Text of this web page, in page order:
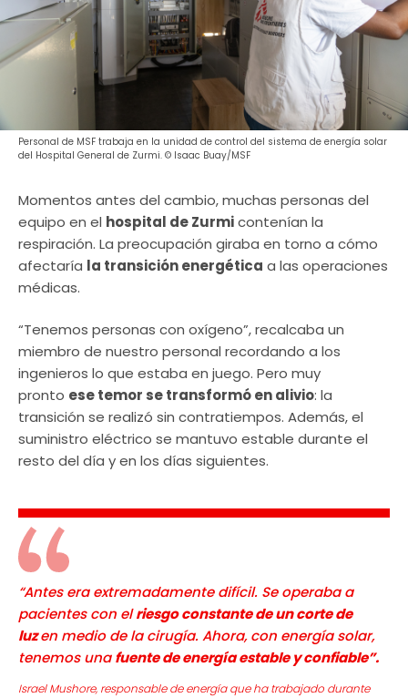
Personal de MSF trabaja en la unidad de control del sistema de energía solar
del Hospital General de Zurmi. © Isaac Buay/MSF
Momentos antes del cambio, muchas personas del
equipo en el hospital de Zurmicontenían la
respiración. La preocupación giraba en torno a cómo
afectaría la transición energética a las operaciones
médicas.
“Tenemos personas con oxígeno”, recalcaba un
miembro de nuestro personal recordando a los
ingenieros lo que estaba en juego. Pero muy
pronto ese temor se transformó en alivio: la
transición se realizó sin contratiempos. Además, el
suministro eléctrico se mantuvo estable durante el
resto del día y en los días siguientes.
“Antes era extremadamente difícil. Se operaba a
pacientes con elriesgo constante de un corte de
luzen medio de la cirugía. Ahora, con energía solar,
tenemos unafuente de energía estable y confiable”.
Israel Mushore, responsable de energía que ha trabajado durante